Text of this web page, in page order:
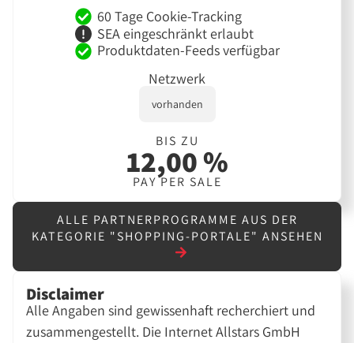
60 Tage Cookie-Tracking
SEA eingeschränkt erlaubt
Produktdaten-Feeds verfügbar
Netzwerk
vorhanden
BIS ZU
12,00 %
PAY PER SALE
ALLE PARTNERPROGRAMME AUS DER
KATEGORIE "SHOPPING-PORTALE" ANSEHEN
Disclaimer
Alle Angaben sind gewissenhaft recherchiert und
zusammengestellt. Die Internet Allstars GmbH